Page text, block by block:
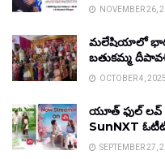
NOVEMBER 26,
మలేషియాలో
బతుకమ్మ
OCTOBER 4, 2025
యూత్ ఫుల్ లవ్
SunNXT
SEPTEMBER 27,